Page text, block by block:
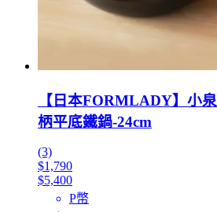
【日本FORMLADY】小
柄平底鐵鍋-24cm
(3)
$1,790
$5,400
P幣